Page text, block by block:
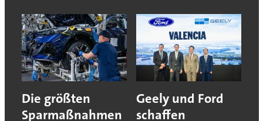
Die größten
Sparmaßnahmen
Geely und Ford
schaffen